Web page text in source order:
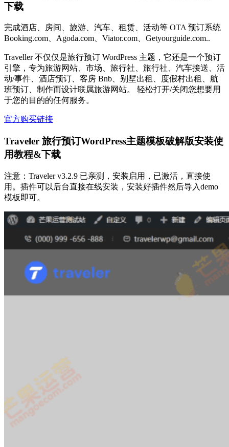
下载
完成酒店、房间、旅游、汽车、租赁、活动等 OTA 预订系统
Booking.com、Agoda.com、Viator.com、Getyourguide.com..
Traveller 不仅仅是旅行预订 WordPress 主题，它还是一个预订
引擎，专为旅游网站、市场、旅行社、旅行社、汽车接送、活
动/事件、酒店预订、客房 Bnb、别墅出租、度假村出租、航
班预订、制作而设计联属旅游网站。 轻松打开/关闭您想要用
于您的目的的任何服务。
官方购买链接
Traveler 旅行预订WordPress主题模板破解版安装使
用教程&下载
注意：Traveler v3.2.9 已亲测，安装启用，已激活，直接使
用。插件可以后台直接在线安装，安装好插件然后导入demo
模板即可。